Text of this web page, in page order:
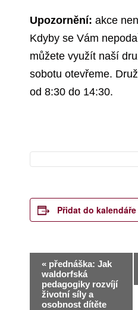
Upozornění: akce
Kdyby se Vám
můžete využít naší
sobotu otevřeme.
od 8:30 do 14:30.
Přidat do kalendáře
« přednáška: Jak
waldorfská
pedagogiky rozvíjí
životní síly a
osobnost dítěte